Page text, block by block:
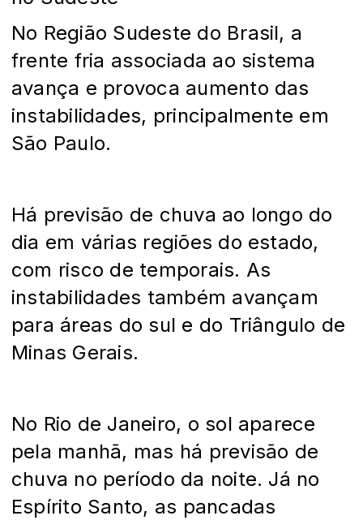
No Região Sudeste do Brasil, a
frente fria associada ao sistema
avança e provoca aumento das
instabilidades, principalmente em
São Paulo.
Há previsão de chuva ao longo do
dia em várias regiões do estado,
com risco de temporais. As
instabilidades também avançam
para áreas do sul e do Triângulo de
Minas Gerais.
No Rio de Janeiro, o sol aparece
pela manhã, mas há previsão de
chuva no período da noite. Já no
Espírito Santo, as pancadas